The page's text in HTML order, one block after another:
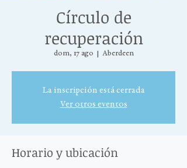
Círculo de
recuperación
dom, 17 ago
  |
Aberdeen
La inscripción está cerrada
Ver otros eventos
Horario y ubicación